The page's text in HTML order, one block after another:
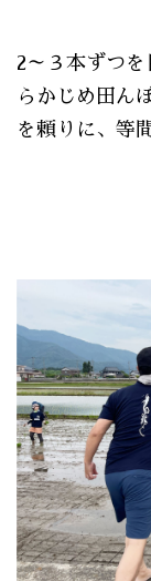
2～３本ずつ
らかじめ田ん
を頼りに、等